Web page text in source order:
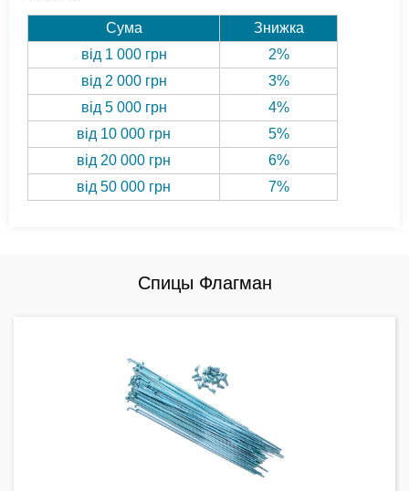
Сума
Знижка
від 1 000 грн
2%
від 2 000 грн
3%
від 5 000 грн
4%
від 10 000 грн
5%
від 20 000 грн
6%
від 50 000 грн
7%
Спицы Флагман